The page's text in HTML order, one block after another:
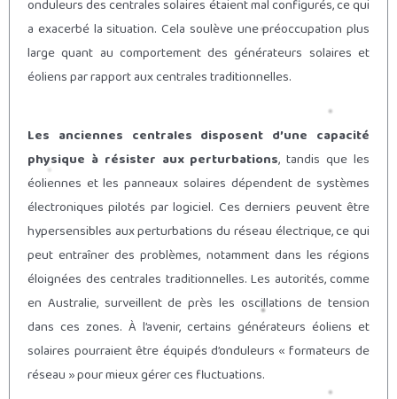
onduleurs des centrales solaires étaient mal configurés, ce qui
a exacerbé la situation. Cela soulève une préoccupation plus
large quant au comportement des générateurs solaires et
éoliens par rapport aux centrales traditionnelles.
Les anciennes centrales disposent d’une capacité
physique à résister aux perturbations, tandis que les
éoliennes et les panneaux solaires dépendent de systèmes
électroniques pilotés par logiciel. Ces derniers peuvent être
hypersensibles aux perturbations du réseau électrique, ce qui
peut entraîner des problèmes, notamment dans les régions
éloignées des centrales traditionnelles. Les autorités, comme
en Australie, surveillent de près les oscillations de tension
dans ces zones. À l’avenir, certains générateurs éoliens et
solaires pourraient être équipés d’onduleurs « formateurs de
réseau » pour mieux gérer ces fluctuations.